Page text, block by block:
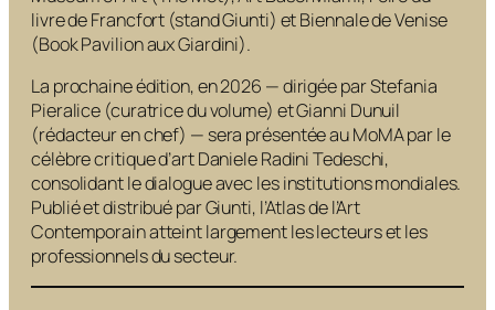
livre de Francfort (stand Giunti) et Biennale de Venise
(Book Pavilion aux Giardini).
La prochaine édition, en 2026 — dirigée par Stefania
Pieralice (curatrice du volume) et Gianni Dunuil
(rédacteur en chef) — sera présentée au MoMA par le
célèbre critique d’art Daniele Radini Tedeschi,
consolidant le dialogue avec les institutions mondiales.
Publié et distribué par Giunti, l’Atlas de l’Art
Contemporain atteint largement les lecteurs et les
professionnels du secteur.